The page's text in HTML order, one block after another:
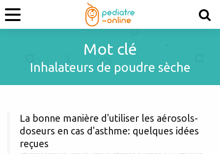
Mot clé
Inhalateurs de poudre sèche
La bonne manière d'utiliser les aérosols-
doseurs en cas d'asthme: quelques idées
reçues